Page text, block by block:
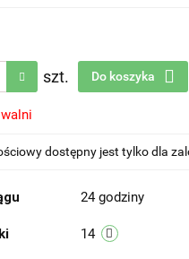
szt. Do koszyka
dostępny jest tylko dla
24 godziny
14